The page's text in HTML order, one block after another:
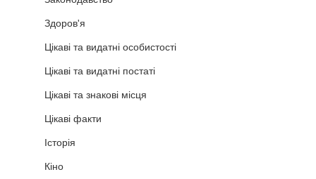
Здоров'я
Цікаві та видатні особистості
Цікаві та видатні постаті
Цікаві та знакові місця
Цікаві факти
Історія
Кіно